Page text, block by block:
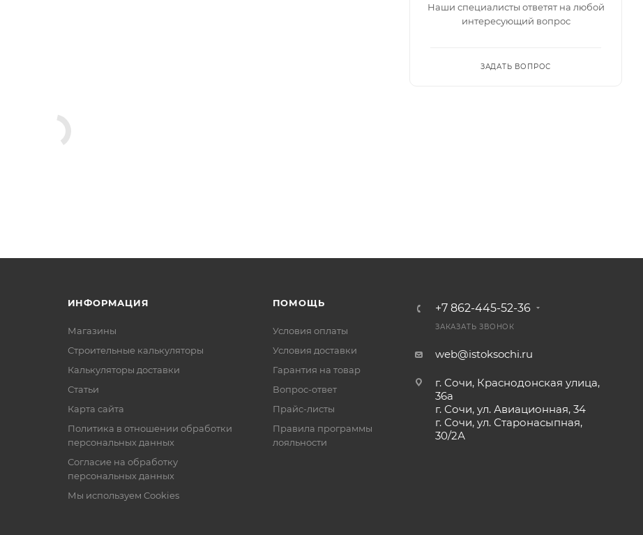
Наши специалисты ответят на любой
интересующий вопрос
ЗАДАТЬ ВОПРОС
ИНФОРМАЦИЯ
Магазины
Строительные калькуляторы
Калькуляторы доставки
Статьи
Карта сайта
Политика в отношении обработки
персональных данных
Согласие на обработку
персональных данных
Мы используем Cookies
ПОМОЩЬ
Условия оплаты
Условия доставки
Гарантия на товар
Вопрос-ответ
Прайс-листы
Правила программы
лояльности
+7 862-445-52-36
ЗАКАЗАТЬ ЗВОНОК
web@istoksochi.ru
г. Сочи, Краснодонская улица,
36а
г. Сочи, ул. Авиационная, 34
г. Сочи, ул. Старонасыпная,
30/2А